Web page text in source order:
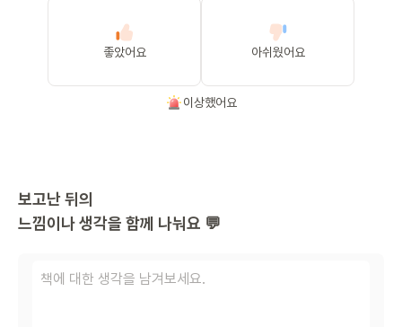
좋았어요 아쉬웠어요
이상했어요
보고난 뒤의
느낌이나 생각을 함께 나눠요 💬